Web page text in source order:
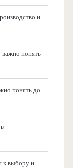
и
понять
понять до
к выбору и